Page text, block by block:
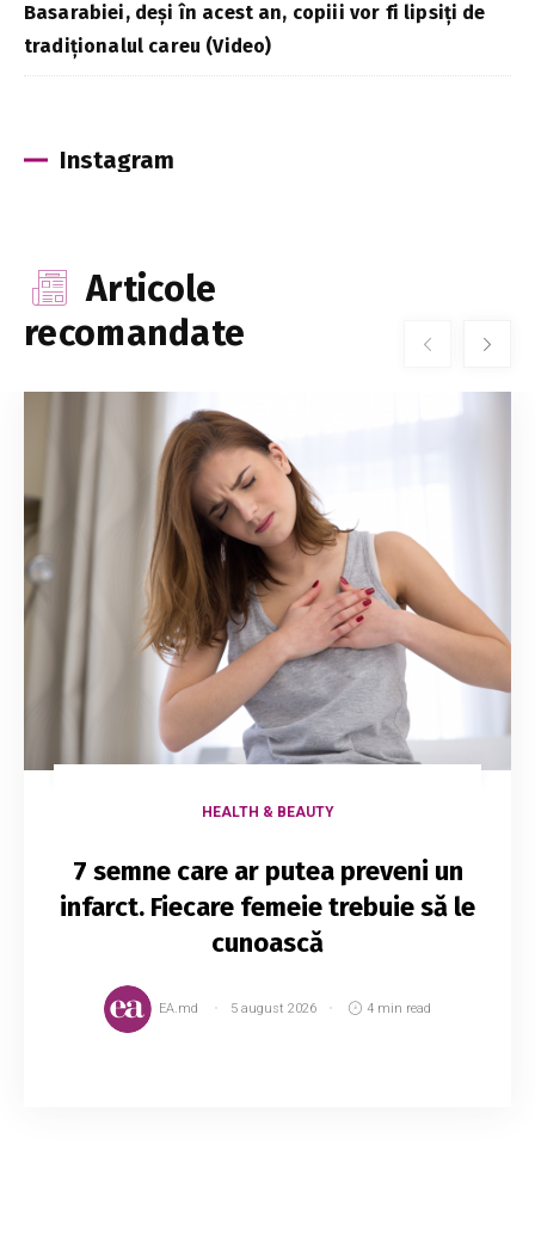
Basarabiei, deși în acest an, copiii vor fi lipsiți de
tradiționalul careu (Video)
Instagram
Articole
recomandate
HEALTH & BEAUTY
7 semne care ar putea preveni un
infarct. Fiecare femeie trebuie să le
cunoască
EA.md 5 august 2026 4 min read